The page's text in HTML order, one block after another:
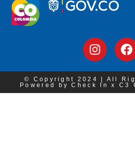
© Copyright 2024 | All
Powered by Check In x C3